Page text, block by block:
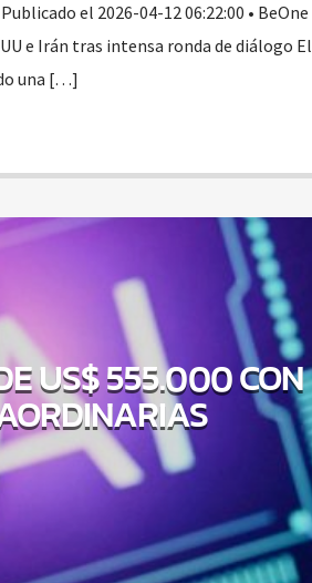
el 2026-04-12 06:22:00 • BeOne
e Irán tras intensa ronda de diálogo El
una […]
US$ 555.000 CON